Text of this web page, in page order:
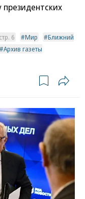
президентских
6 Мир
Ближний
Архив газеты